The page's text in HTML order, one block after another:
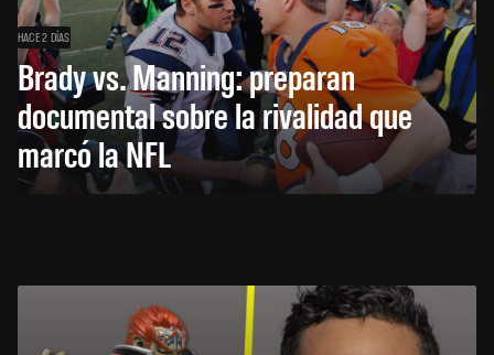
HACE 2 DÍAS
Brady vs. Manning: preparan
documental sobre la rivalidad que
marcó la NFL